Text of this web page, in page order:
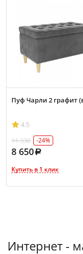
Пуф Чарли 2 графит
4.5
11 330
-24%
8 650
Купить в 1 клик
Интернет -